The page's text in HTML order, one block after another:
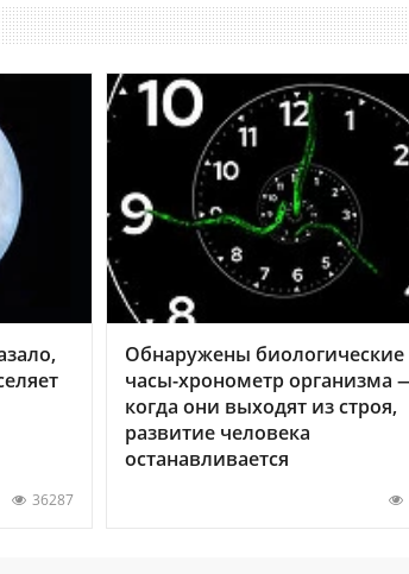
36287
Обнаружены биологические
часы-хронометр организма
когда они выходят из строя,
развитие человека
останавливается